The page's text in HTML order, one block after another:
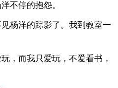
不停的抱怨。
洋的踪影了。我到教室一
而我只爱玩，不爱看书，